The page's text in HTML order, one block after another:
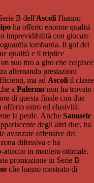
B dell'Ascoli l'hanno
ha offerto enorme qualità
imprevidibilità con giocate
lombarda. Il gol del
qualità e il triplice
suo tiro a giro che colpisce
alternando prestazioni
ma ad Ascoli il classe
a Palermo non ha trovato
di questa finale con due
estro ed elusività:
la perde. Anche Samuele
degli altri due, ha
avanzate offensive del
difensiva e ha
in maniera ottimale.
promozione in Serie B
che hanno mostrato di